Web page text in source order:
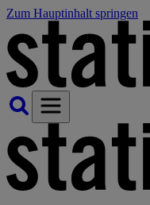
Zum Hauptinhalt springen